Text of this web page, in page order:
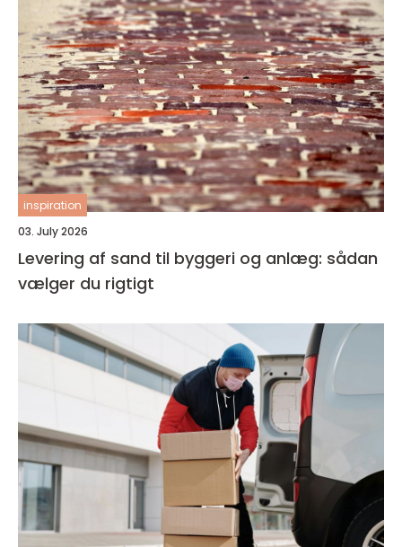
inspiration
03. July 2026
Levering af sand til byggeri og anlæg: sådan
vælger du rigtigt